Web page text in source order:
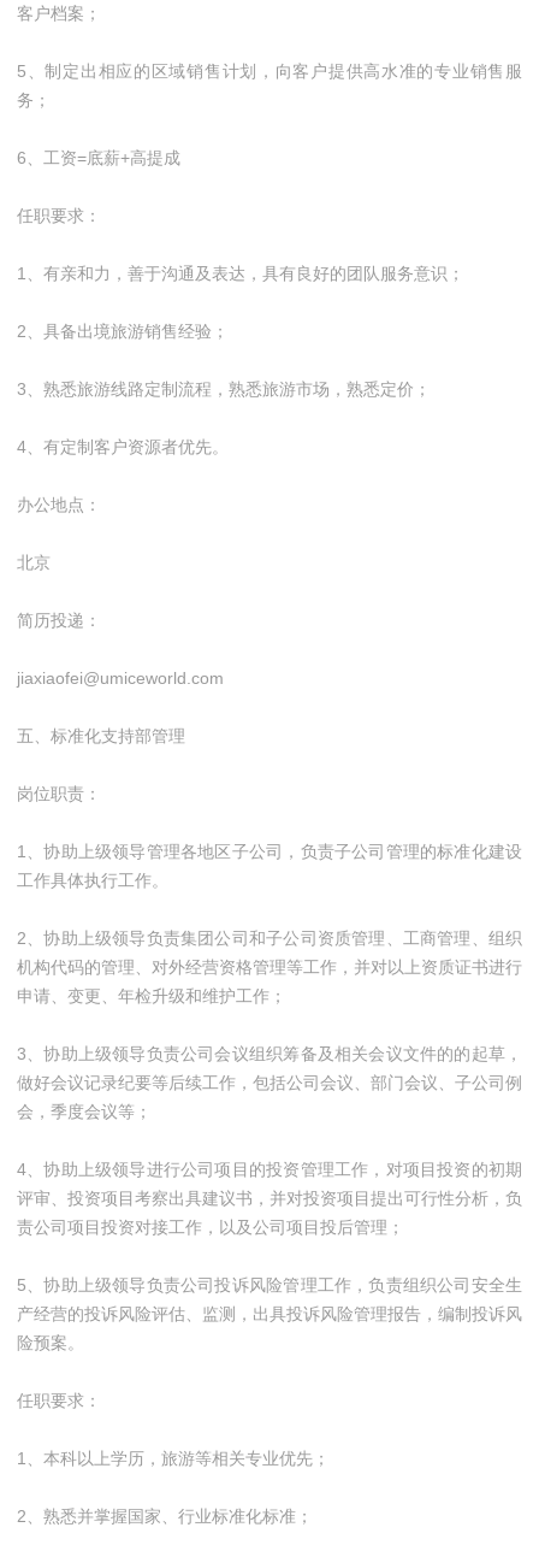
客户档案；
5、制定出相应的区域销售计划，向客户提供高水准的专业销售服
务；
6、工资=底薪+高提成
任职要求：
1、有亲和力，善于沟通及表达，具有良好的团队服务意识；
2、具备出境旅游销售经验；
3、熟悉旅游线路定制流程，熟悉旅游市场，熟悉定价；
4、有定制客户资源者优先。
办公地点：
北京
简历投递：
jiaxiaofei@umiceworld.com
五、标准化支持部管理
岗位职责：
1、协助上级领导管理各地区子公司，负责子公司管理的标准化建设
工作具体执行工作。
2、协助上级领导负责集团公司和子公司资质管理、工商管理、组织
机构代码的管理、对外经营资格管理等工作，并对以上资质证书进行
申请、变更、年检升级和维护工作；
3、协助上级领导负责公司会议组织筹备及相关会议文件的的起草，
做好会议记录纪要等后续工作，包括公司会议、部门会议、子公司例
会，季度会议等；
4、协助上级领导进行公司项目的投资管理工作，对项目投资的初期
评审、投资项目考察出具建议书，并对投资项目提出可行性分析，负
责公司项目投资对接工作，以及公司项目投后管理；
5、协助上级领导负责公司投诉风险管理工作，负责组织公司安全生
产经营的投诉风险评估、监测，出具投诉风险管理报告，编制投诉风
险预案。
任职要求：
1、本科以上学历，旅游等相关专业优先；
2、熟悉并掌握国家、行业标准化标准；